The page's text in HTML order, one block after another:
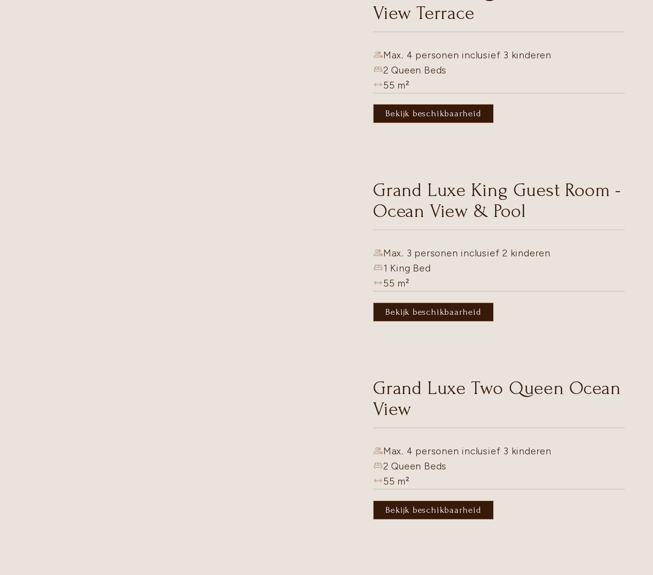
View Terrace
Max. 4 personen inclusief 3 kinderen
2 Queen Beds
55 m²
Bekijk beschikbaarheid
Grand Luxe King Guest Room -
Ocean View & Pool
Max. 3 personen inclusief 2 kinderen
1 King Bed
55 m²
Bekijk beschikbaarheid
Grand Luxe Two Queen Ocean
View
Max. 4 personen inclusief 3 kinderen
2 Queen Beds
55 m²
Bekijk beschikbaarheid